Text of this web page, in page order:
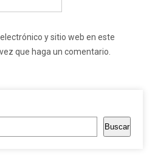
y sitio web en este
que haga un comentario.
Buscar